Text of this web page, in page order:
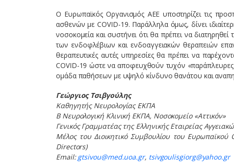
O Ευρωπαϊκός Οργανισμός ΑΕΕ υποστηρίζει τις
ασθενών με COVID-19. Παράλληλα όμως, δίνει
νοσοκομεία και συστήνει ότι θα πρέπει να
των ενδοφλέβιων και ενδοαγγειακών θεραπειών
θεραπευτικές αυτές υπηρεσίες θα πρέπει να
COVID-19 ώστε να αποφευχθούν τυχόν «παράπλευρες
ομάδα παθήσεων με υψηλό κίνδυνο θανάτου και
Γεώργιος Τσιβγούλης
Καθηγητής Νευρολογίας ΕΚΠΑ
Β Νευρολογική Κλινική ΕΚΠΑ, Νοσοκομείο «Αττικόν»
Γενικός Γραμματέας της Ελληνικής Εταιρείας
Μέλος του Διοικητικό Συμβουλίου του Ευρωπαϊκού
Directors)
Email:gtsivou@med.uoa.gr, tsivgoulisgiorg@yahoo.gr